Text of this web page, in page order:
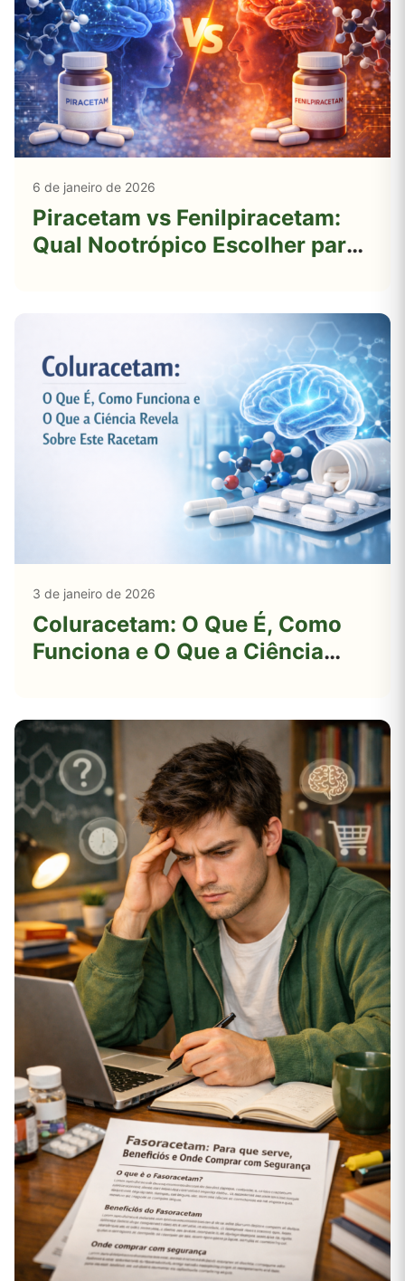
6 de janeiro de 2026
Piracetam vs Fenilpiracetam:
Qual Nootrópico Escolher para
3 de janeiro de 2026
Coluracetam: O Que É, Como
Funciona e O Que a Ciência